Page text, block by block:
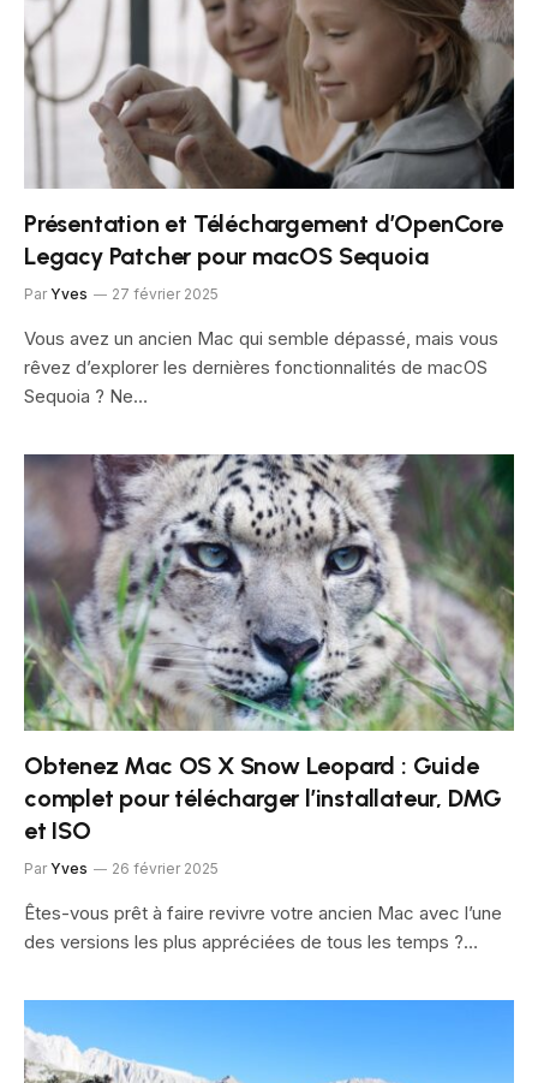
Présentation et Téléchargement d’OpenCore
Legacy Patcher pour macOS Sequoia
Par Yves 27 février 2025
Vous avez un ancien Mac qui semble dépassé, mais vous
rêvez d’explorer les dernières fonctionnalités de macOS
Sequoia ? Ne…
Obtenez Mac OS X Snow Leopard : Guide
complet pour télécharger l’installateur, DMG
et ISO
Par Yves 26 février 2025
Êtes-vous prêt à faire revivre votre ancien Mac avec l’une
des versions les plus appréciées de tous les temps ?…